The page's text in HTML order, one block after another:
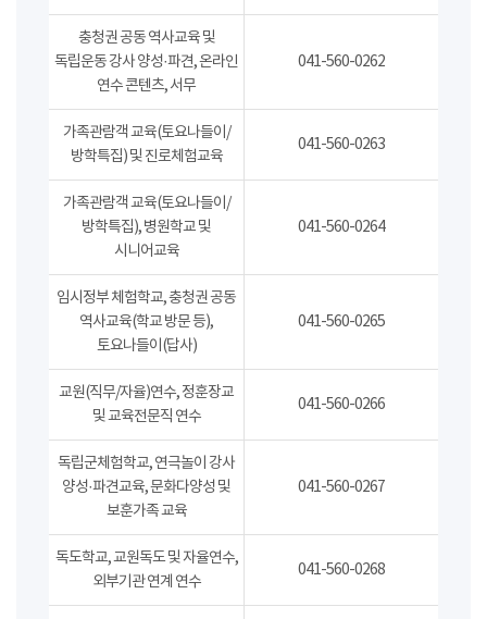
충청권 공동 역사교육 및
독립운동 강사 양성·파견, 온라인
연수 콘텐츠, 서무
041-560-0262
가족관람객 교육(토요나들이/
방학특집) 및 진로체험교육
041-560-0263
가족관람객 교육(토요나들이/
방학특집), 병원학교 및
시니어교육
041-560-0264
임시정부 체험학교, 충청권 공동
역사교육(학교 방문 등),
토요나들이(답사)
041-560-0265
교원(직무/자율)연수, 정훈장교
및 교육전문직 연수
041-560-0266
독립군체험학교, 연극놀이 강사
양성·파견교육, 문화다양성 및
보훈가족 교육
041-560-0267
독도학교, 교원독도 및 자율연수,
외부기관 연계 연수
041-560-0268